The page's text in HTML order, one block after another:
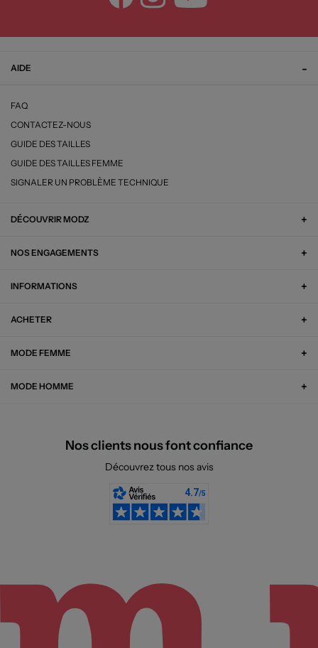
AIDE
FAQ
CONTACTEZ-NOUS
GUIDE DES TAILLES
GUIDE DES TAILLES FEMME
SIGNALER UN PROBLÈME TECHNIQUE
DÉCOUVRIR MODZ
NOS ENGAGEMENTS
INFORMATIONS
ACHETER
MODE FEMME
MODE HOMME
Nos clients nous font confiance
Découvrez tous nos avis